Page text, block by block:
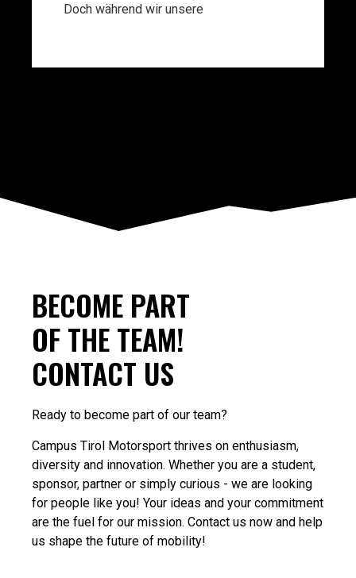
Dienstag angekommen, bauten w
BECOME PART
OF THE TEAM!
CONTACT US
Ready to become part of our team?
Campus Tirol Motorsport thrives on enthusiasm,
diversity and innovation. Whether you are a student,
sponsor, partner or simply curious - we are looking
for people like you! Your ideas and your commitment
are the fuel for our mission. Contact us now and help
us shape the future of mobility!